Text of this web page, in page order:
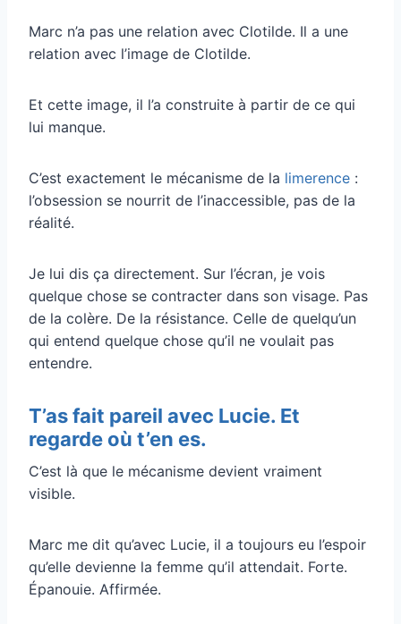
Marc n’a pas une relation avec Clotilde. Il a une
relation avec l’image de Clotilde.
Et cette image, il l’a construite à partir de ce qui
lui manque.
C’est exactement le mécanisme de la limerence :
l’obsession se nourrit de l’inaccessible, pas de la
réalité.
Je lui dis ça directement. Sur l’écran, je vois
quelque chose se contracter dans son visage. Pas
de la colère. De la résistance. Celle de quelqu’un
qui entend quelque chose qu’il ne voulait pas
entendre.
T’as fait pareil avec Lucie. Et
regarde où t’en es.
C’est là que le mécanisme devient vraiment
visible.
Marc me dit qu’avec Lucie, il a toujours eu l’espoir
qu’elle devienne la femme qu’il attendait. Forte.
Épanouie. Affirmée.